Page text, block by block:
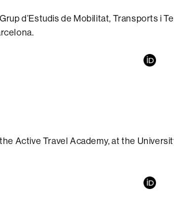
d’Estudis de Mobilitat, Transports i
Active Travel Academy, at the